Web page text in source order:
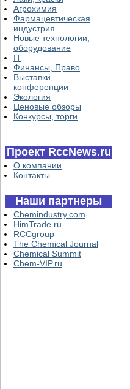
Агрохимия
Фармацевтическая
индустрия
Новые технологии,
оборудование
IT
Финансы, Право
Выставки,
конференции
Экология
Ценовые обзоры
Конкурсы, торги
Проект RccNews.ru
О компании
Контакты
Наши партнеры
Chemindustry.com
HimTrade.ru
RCCgroup
The Chemical Journal
Chemical Summit
Chem-VIP.ru